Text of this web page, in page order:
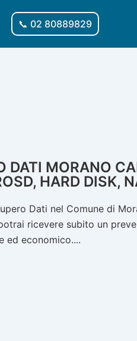
📞 02 80889829
DATI MORANO
HARD DISK,
Dati nel Comune di
ricevere subito un
ed economico....